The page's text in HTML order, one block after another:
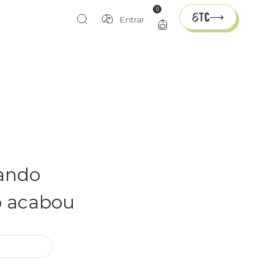
Entrar
0
acabou